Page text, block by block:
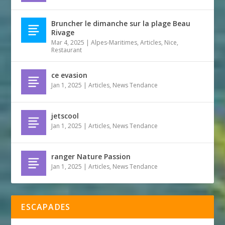
Bruncher le dimanche sur la plage Beau
Rivage
Mar 4, 2025 |Alpes-Maritimes,Articles, Nice,
Restaurant
ce evasion
Jan 1, 2025 |Articles, News Tendance
jetscool
Jan 1, 2025 |Articles, News Tendance
ranger Nature Passion
Jan 1, 2025 |Articles, News Tendance
ESCAPADES